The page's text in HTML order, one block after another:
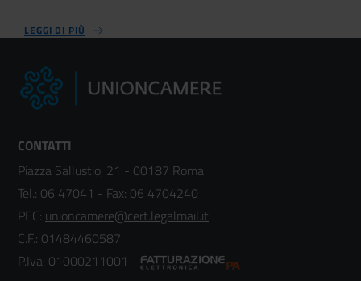
LEGGI DI PIÙ
CONTATTI
Piazza Sallustio, 21 - 00187 Roma
Tel.: 06 47041 - Fax: 06 4704240
PEC: unioncamere@cert.legalmail.it
C.F.: 01484460587
P.Iva: 01000211001